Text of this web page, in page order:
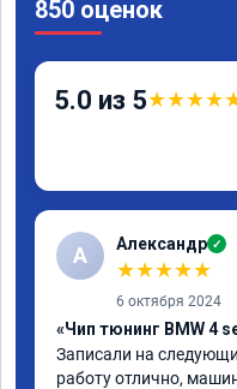
850 оценок
5.0 из 5★★★★
А Александр ✓
★★★★★
6 октября 2024
«Чип тюнинг BMW 4
Записали на
работу отлично,